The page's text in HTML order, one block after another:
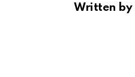
Written by